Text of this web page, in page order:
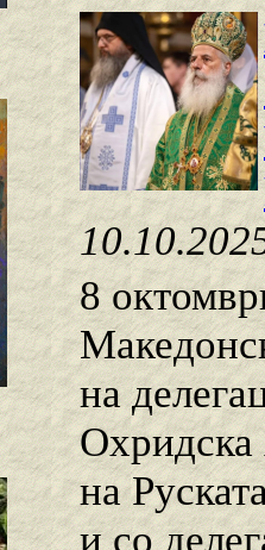
8
на
Охридска
на
и со